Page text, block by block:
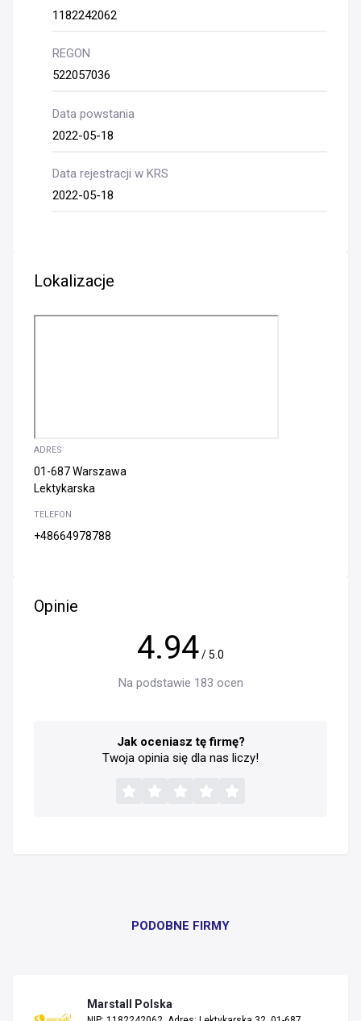
1182242062
REGON
522057036
Data powstania
2022-05-18
Data rejestracji w KRS
2022-05-18
Lokalizacje
ADRES
01-687 Warszawa
Lektykarska
TELEFON
+48664978788
Opinie
4.94/ 5.0
Na podstawie 183 ocen
Jak oceniasz tę firmę?
Twoja opinia się dla nas liczy!
PODOBNE FIRMY
Marstall Polska